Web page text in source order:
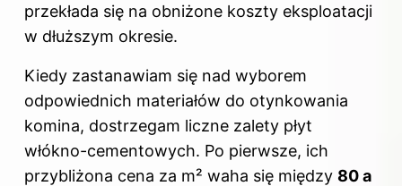
przekłada się na obniżone koszty eksploatacji
w dłuższym okresie.
Kiedy zastanawiam się nad wyborem
odpowiednich materiałów do otynkowania
komina, dostrzegam liczne zalety płyt
włókno-cementowych. Po pierwsze, ich
przybliżona cena za m² waha się między 80 a